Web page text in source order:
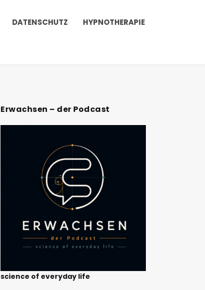
DATENSCHUTZ HYPNOTHERAPIE
Erwachsen – der Podcast
science of everyday life